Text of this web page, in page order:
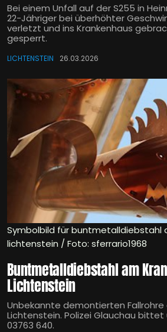
Bei einem Unfall auf der S255 in
22-Jähriger bei überhöhter
verletzt und ins Krankenhaus
gesperrt.
LICHTENSTEIN 26.03.2026
Symbolbild für buntmetalldiebstahl
lichtenstein / Foto: sferrario1968
Buntmetalldiebstahl am
Lichtenstein
Unbekannte demontierten Fallrohre
Lichtenstein. Polizei Glauchau bittet
03763 640.